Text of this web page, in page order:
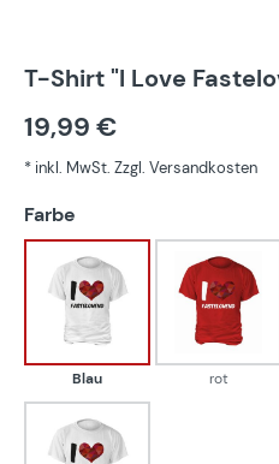
T-Shirt "I Love
19,99 €
* inkl. MwSt. Zzgl. Versandkosten
Farbe
Blau
Blau
rot
rot